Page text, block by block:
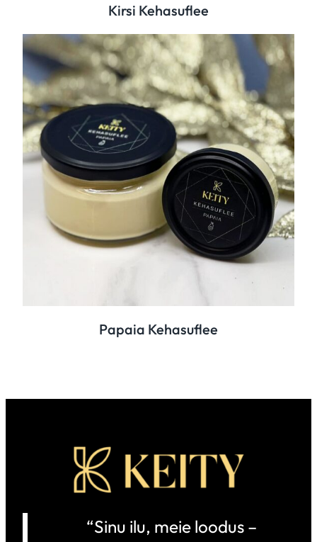
Kirsi Kehasuflee
Papaia Kehasuflee
“Sinu ilu, meie loodus –